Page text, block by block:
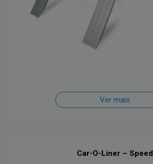
Ver mais
Car-O-Liner – Speed